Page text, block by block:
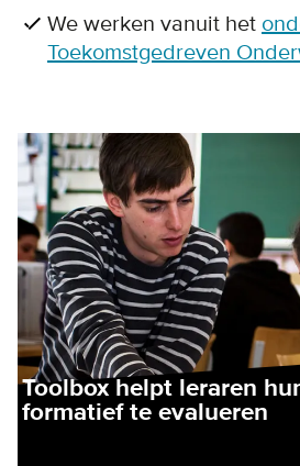
We werken vanuit het
Toekomstgedreven
Toolbox helpt leraren
formatief te evalueren